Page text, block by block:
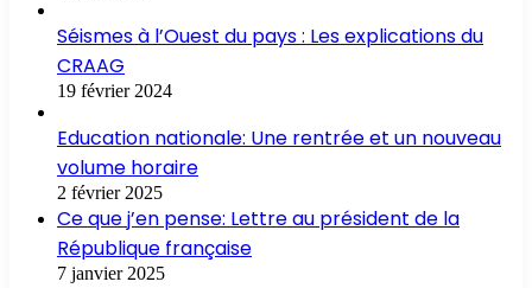
Séismes à l’Ouest du pays : Les explications du
CRAAG
19 février 2024
Education nationale: Une rentrée et un nouveau
volume horaire
2 février 2025
Ce que j’en pense: Lettre au président de la
République française
7 janvier 2025